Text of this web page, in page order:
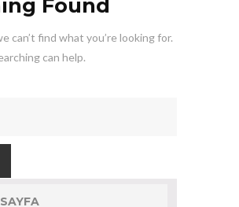
Found
can’t find what you’re looking for.
can help.